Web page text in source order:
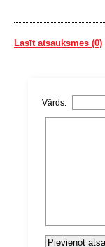
Lasīt atsauksmes (0)
Vārds: